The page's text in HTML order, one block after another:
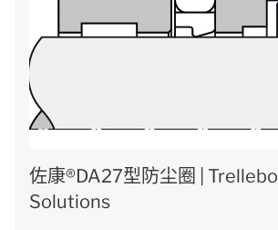
佐康®DA27型防尘圈 |
Solutions